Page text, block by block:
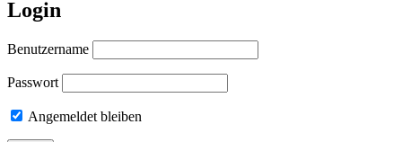
Login
Benutzername
Passwort
Angemeldet bleiben